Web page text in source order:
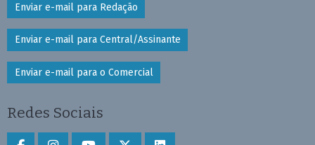
Enviar e-mail para Redação
Enviar e-mail para Central/Assinante
Enviar e-mail para o Comercial
Redes Sociais